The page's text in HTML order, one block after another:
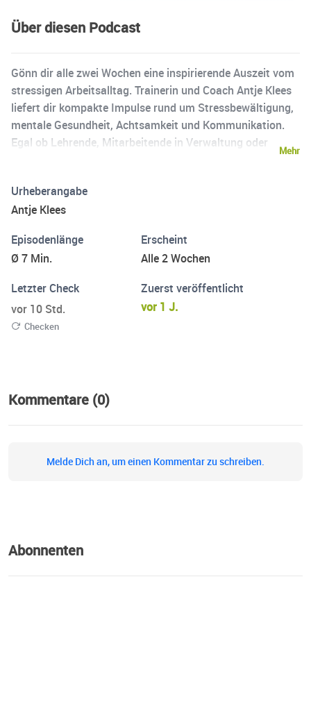
Über diesen Podcast
Gönn dir alle zwei Wochen eine inspirierende Auszeit vom
stressigen Arbeitsalltag. Trainerin und Coach Antje Klees
liefert dir kompakte Impulse rund um Stressbewältigung,
mentale Gesundheit, Achtsamkeit und Kommunikation.
Egal ob Lehrende, Mitarbeitende in Verwaltung oder
Kaffeepause.
Mehr
Urheberangabe
Antje Klees
Episodenlänge
Ø 7 Min.
Erscheint
Alle 2 Wochen
Letzter Check
vor 10 Std.
Checken
Zuerst veröffentlicht
vor 1 J.
Kommentare (0)
Melde Dich an, um einen Kommentar zu schreiben.
Abonnenten